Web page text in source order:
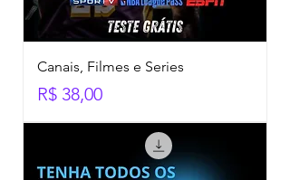
Canais, Filmes e Series
Preço
R$ 38,00